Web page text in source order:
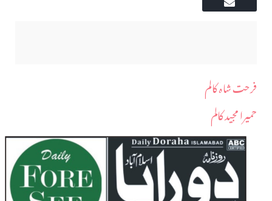
فرحت شاہ کالم
حمیرا مجید کالم